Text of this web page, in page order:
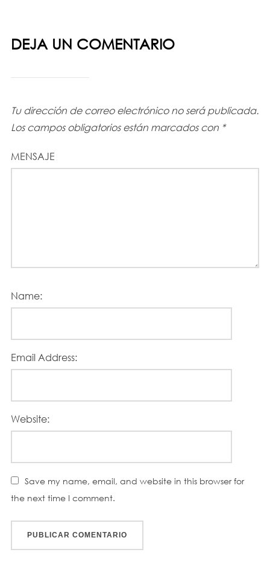
DEJA UN COMENTARIO
Tu dirección de correo electrónico no será publicada.
Los campos obligatorios están marcados con *
MENSAJE
Name:
Email Address:
Website:
Save my name, email, and website in this browser for
the next time I comment.